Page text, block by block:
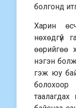
болгонд
Харин
нөхөдгүй
өөрийгөө
нэгэн
гэж юу
болохоор
таалагдах